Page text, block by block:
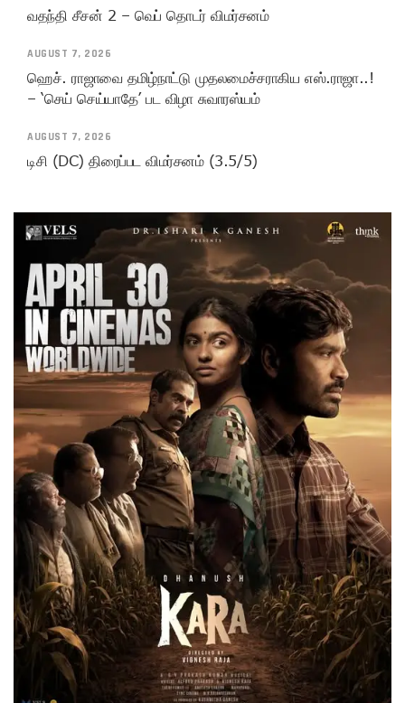
வதந்தி சீசன் 2 – வெப் தொடர் விமர்சனம்
AUGUST 7, 2026
ஹெச். ராஜாவை தமிழ்நாட்டு முதலமைச்சராகிய எஸ்.ராஜா..!
– ‘செய் செய்யாதே’ பட விழா சுவாரஸ்யம்
AUGUST 7, 2026
டிசி (DC) திரைப்பட விமர்சனம் (3.5/5)